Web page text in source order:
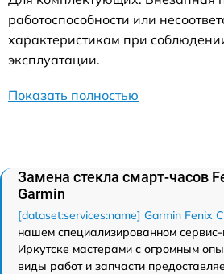
работоспособности или
характеристикам при
эксплуатации.
Показать полностью
Замена стекла смарт-часов
Garmin
[dataset:services:name] Garmin Fenix
нашем специализированном
Иркутске мастерами с огромным
виды работ и запчасти